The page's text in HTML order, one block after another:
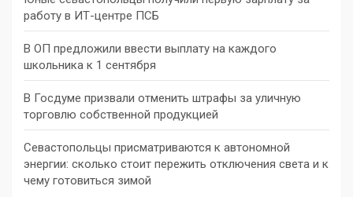
работу в ИТ-центре ПСБ
В ОП предложили ввести выплату на каждого
школьника к 1 сентября
В Госдуме призвали отменить штрафы за уличную
торговлю собственной продукцией
Севастопольцы присматриваются к автономной
энергии: сколько стоит пережить отключения света и к
чему готовиться зимой